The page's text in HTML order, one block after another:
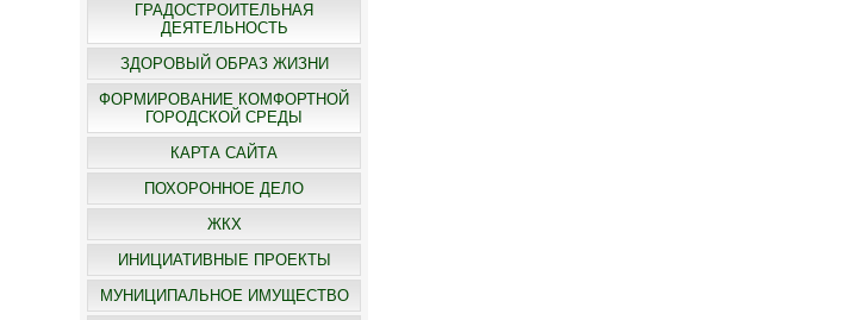
ГРАДОСТРОИТЕЛЬНАЯ
ДЕЯТЕЛЬНОСТЬ
ЗДОРОВЫЙ ОБРАЗ ЖИЗНИ
ФОРМИРОВАНИЕ КОМФОРТНОЙ
ГОРОДСКОЙ СРЕДЫ
КАРТА САЙТА
ПОХОРОННОЕ ДЕЛО
ЖКХ
ИНИЦИАТИВНЫЕ ПРОЕКТЫ
МУНИЦИПАЛЬНОЕ ИМУЩЕСТВО